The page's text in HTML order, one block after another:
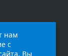
нам
с
Вы